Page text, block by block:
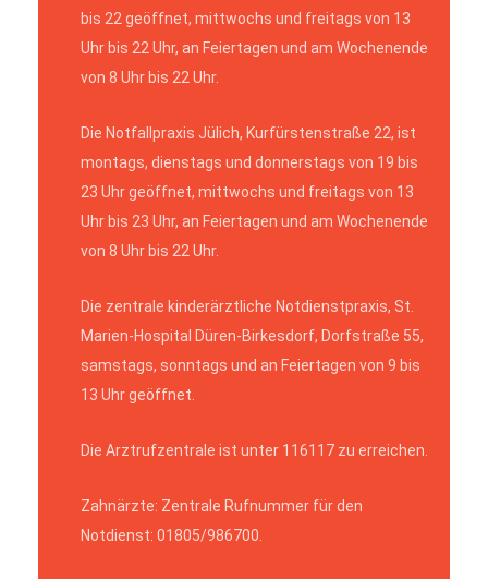
bis 22 geöffnet, mittwochs und freitags von 13
Uhr bis 22 Uhr, an Feiertagen und am Wochenende
von 8 Uhr bis 22 Uhr.
Die Notfallpraxis Jülich, Kurfürstenstraße 22, ist
montags, dienstags und donnerstags von 19 bis
23 Uhr geöffnet, mittwochs und freitags von 13
Uhr bis 23 Uhr, an Feiertagen und am Wochenende
von 8 Uhr bis 22 Uhr.
Die zentrale kinderärztliche Notdienstpraxis, St.
Marien-Hospital Düren-Birkesdorf, Dorfstraße 55,
samstags, sonntags und an Feiertagen von 9 bis
13 Uhr geöffnet.
Die Arztrufzentrale ist unter 116117 zu erreichen.
Zahnärzte: Zentrale Rufnummer für den
Notdienst: 01805/986700.